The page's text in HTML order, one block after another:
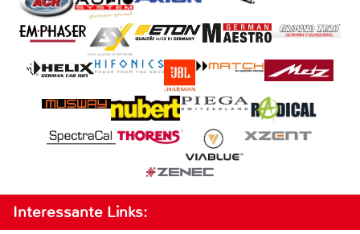
Interessante Links: